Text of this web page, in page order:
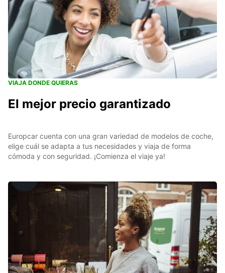
VIAJA DONDE QUIERAS
El mejor precio garantizado
Europcar cuenta con una gran variedad de modelos de coche,
elige cuál se adapta a tus necesidades y viaja de forma
cómoda y con seguridad. ¡Comienza el viaje ya!